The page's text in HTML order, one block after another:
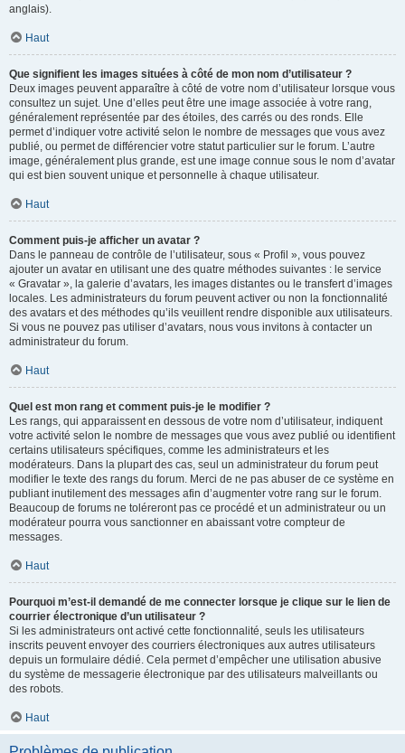
anglais).
Haut
Que signifient les images situées à côté de mon nom d’utilisateur ?
Deux images peuvent apparaître à côté de votre nom d’utilisateur lorsque vous
consultez un sujet. Une d’elles peut être une image associée à votre rang,
généralement représentée par des étoiles, des carrés ou des ronds. Elle
permet d’indiquer votre activité selon le nombre de messages que vous avez
publié, ou permet de différencier votre statut particulier sur le forum. L’autre
image, généralement plus grande, est une image connue sous le nom d’avatar
qui est bien souvent unique et personnelle à chaque utilisateur.
Haut
Comment puis-je afficher un avatar ?
Dans le panneau de contrôle de l’utilisateur, sous « Profil », vous pouvez
ajouter un avatar en utilisant une des quatre méthodes suivantes : le service
« Gravatar », la galerie d’avatars, les images distantes ou le transfert d’images
locales. Les administrateurs du forum peuvent activer ou non la fonctionnalité
des avatars et des méthodes qu’ils veuillent rendre disponible aux utilisateurs.
Si vous ne pouvez pas utiliser d’avatars, nous vous invitons à contacter un
administrateur du forum.
Haut
Quel est mon rang et comment puis-je le modifier ?
Les rangs, qui apparaissent en dessous de votre nom d’utilisateur, indiquent
votre activité selon le nombre de messages que vous avez publié ou identifient
certains utilisateurs spécifiques, comme les administrateurs et les
modérateurs. Dans la plupart des cas, seul un administrateur du forum peut
modifier le texte des rangs du forum. Merci de ne pas abuser de ce système en
publiant inutilement des messages afin d’augmenter votre rang sur le forum.
Beaucoup de forums ne toléreront pas ce procédé et un administrateur ou un
modérateur pourra vous sanctionner en abaissant votre compteur de
messages.
Haut
Pourquoi m’est-il demandé de me connecter lorsque je clique sur le lien de
courrier électronique d’un utilisateur ?
Si les administrateurs ont activé cette fonctionnalité, seuls les utilisateurs
inscrits peuvent envoyer des courriers électroniques aux autres utilisateurs
depuis un formulaire dédié. Cela permet d’empêcher une utilisation abusive
du système de messagerie électronique par des utilisateurs malveillants ou
des robots.
Haut